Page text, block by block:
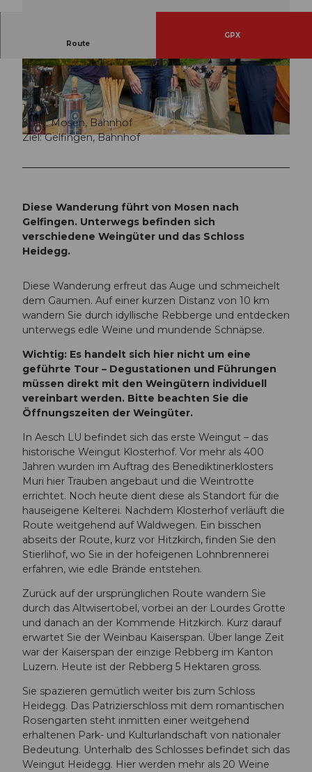
© Seetal Tourismus, Seetal Tourismus
© Seetal Tourismus, Seetal Tourismus © Seetal Tourismus, Foto: Christian Perret
Route
GPX
2:50 h
10,52 km
213 m
201 m
449 m
606 m
157 m
Start: Mosen, Bahnhof
Ziel: Gelfingen, Bahnhof
Diese Wanderung führt von Mosen nach
Gelfingen. Unterwegs befinden sich
verschiedene Weingüter und das Schloss
Heidegg.
Diese Wanderung erfreut das Auge und schmeichelt
dem Gaumen. Auf einer kurzen Distanz von 10 km
wandern Sie durch idyllische Rebberge und entdecken
unterwegs edle Weine und mundende Schnäpse.
Wichtig: Es handelt sich hier nicht um eine
geführte Tour – Degustationen und Führungen
müssen direkt mit den Weingütern individuell
vereinbart werden. Bitte beachten Sie die
Öffnungszeiten der Weingüter.
In Aesch LU befindet sich das erste Weingut – das
historische Weingut Klosterhof. Vor mehr als 400
Jahren wurden im Auftrag des Benediktinerklosters
Muri hier Trauben angebaut und die Weintrotte
errichtet. Noch heute dient diese als Standort für die
hauseigene Kelterei. Nachdem Klosterhof verläuft die
Route weitgehend auf Waldwegen. Ein bisschen
abseits der Route, kurz vor Hitzkirch, finden Sie den
Stierlihof, wo Sie in der hofeigenen Lohnbrennerei
erfahren, wie edle Brände entstehen.
Zurück auf der ursprünglichen Route wandern Sie
durch das Altwisertobel, vorbei an der Lourdes Grotte
und danach an der Kommende Hitzkirch. Kurz darauf
erwartet Sie der Weinbau Kaiserspan. Über lange Zeit
war der Kaiserspan der einzige Rebberg im Kanton
Luzern. Heute ist der Rebberg 5 Hektaren gross.
Sie spazieren gemütlich weiter bis zum Schloss
Heidegg. Das Patrizierschloss mit dem romantischen
Rosengarten steht inmitten einer weitgehend
erhaltenen Park- und Kulturlandschaft von nationaler
Bedeutung. Unterhalb des Schlosses befindet sich das
Weingut Heidegg. Hier werden mehr als 20 Weine